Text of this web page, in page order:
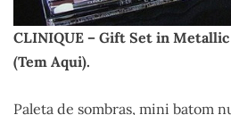
CLINIQUE – Gift Set in
(Tem Aqui).
Paleta de sombras, mini batom